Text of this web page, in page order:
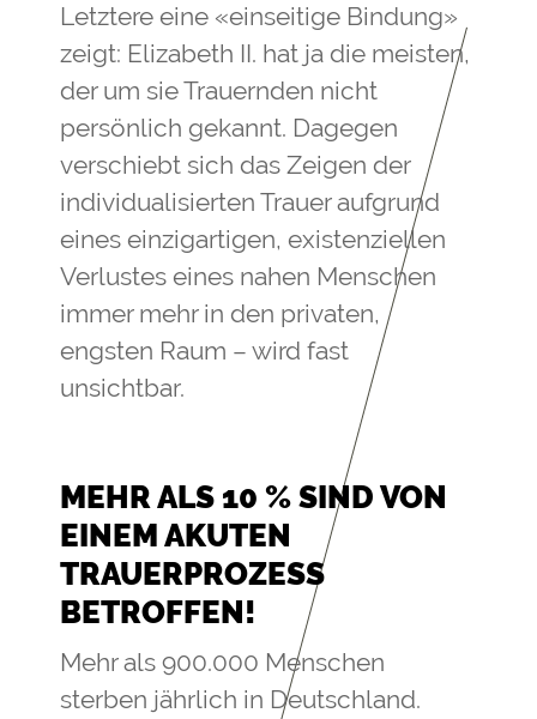
Letztere eine «einseitige Bindung»
zeigt: Elizabeth II. hat ja die meisten,
der um sie Trauernden nicht
persönlich gekannt. Dagegen
verschiebt sich das Zeigen der
individualisierten Trauer aufgrund
eines einzigartigen, existenziellen
Verlustes eines nahen Menschen
immer mehr in den privaten,
engsten Raum ­– wird fast
unsichtbar.
MEHR ALS 10 % SIND VON
EINEM AKUTEN
TRAUERPROZESS
BETROFFEN!
Mehr als 900.000 Menschen
sterben jährlich in Deutschland.